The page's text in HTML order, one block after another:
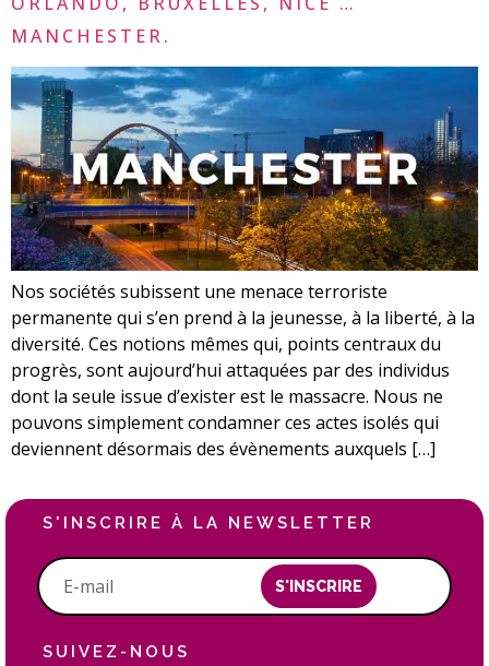
MANCHESTER.
Nos sociétés subissent une menace terroriste
permanente qui s’en prend à la jeunesse, à la liberté, à la
diversité. Ces notions mêmes qui, points centraux du
progrès, sont aujourd’hui attaquées par des individus
dont la seule issue d’exister est le massacre. Nous ne
pouvons simplement condamner ces actes isolés qui
deviennent désormais des évènements auxquels […]
S'INSCRIRE À LA NEWSLETTER
S'INSCRIRE
SUIVEZ-NOUS